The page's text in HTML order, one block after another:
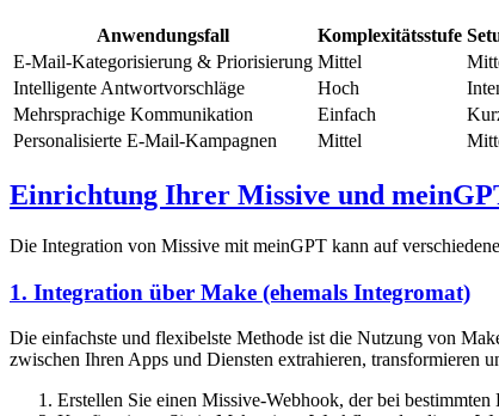
Anwendungsfall Komplexitätsstufe
E-Mail-Kategorisierung & Priorisierung Mittel
Intelligente Antwortvorschläge
Hoch
Mehrsprachige Kommunikation
Einfach
Personalisierte E-Mail-Kampagnen
Mittel
Einrichtung Ihrer Missive und
Die Integration von Missive mit meinGPT kann auf
1. Integration über Make (ehemals Integromat)
Die einfachste und flexibelste Methode ist die Nutzung von
zwischen Ihren Apps und Diensten extrahieren, transformieren
Erstellen Sie einen Missive-Webhook, der bei